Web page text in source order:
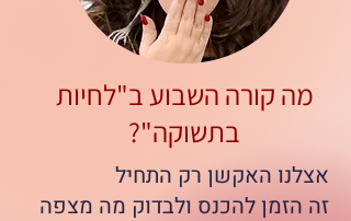
מה קורה השבוע ב"לחיות
בתשוקה"?
אצלנו האקשן רק התחיל
זה הזמן להכנס ולבדוק מה מצפה